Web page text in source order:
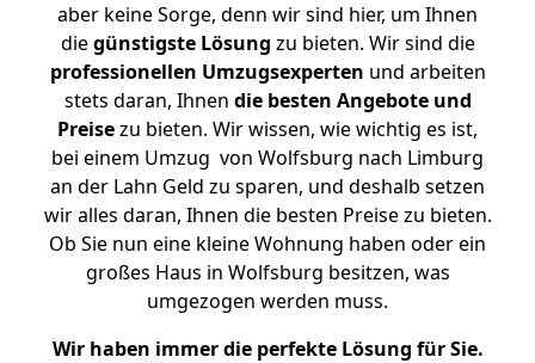
aber keine Sorge, denn wir sind hier, um Ihnen
diegünstigste Lösung zu bieten. Wir sind die
professionellen Umzugsexperten und arbeiten
stets daran, Ihnen die besten Angebote und
Preisezu bieten. Wir wissen, wie wichtig es ist,
bei einem Umzug von Wolfsburg nach Limburg
an der Lahn Geld zu sparen, und deshalb setzen
wir alles daran, Ihnen die besten Preise zu bieten.
Ob Sie nun eine kleine Wohnung haben oder ein
großes Haus in Wolfsburg besitzen, was
umgezogen werden muss.
Wir haben immer die perfekte Lösung für Sie.